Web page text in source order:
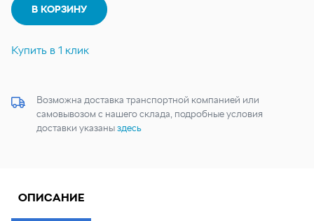
В КОРЗИНУ
Купить в 1 клик
Возможна доставка транспортной компанией или
самовывозом с нашего склада, подробные условия
доставки указаныздесь
ОПИСАНИЕ